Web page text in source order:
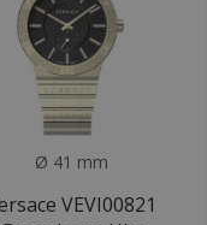
Ø 41 mm
VEVI00821